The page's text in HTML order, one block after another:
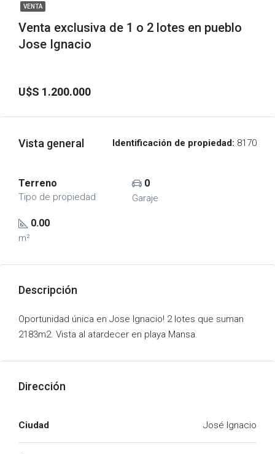
VENTA
Venta exclusiva de 1 o 2 lotes en pueblo
Jose Ignacio
U$S 1.200.000
Vista general Identificación de propiedad: 8170
Terreno
Tipo de propiedad
0
Garaje
0.00
m²
Descripción
Oportunidad única en Jose Ignacio! 2 lotes que suman
2183m2. Vista al atardecer en playa Mansa.
Dirección
Ciudad José Ignacio